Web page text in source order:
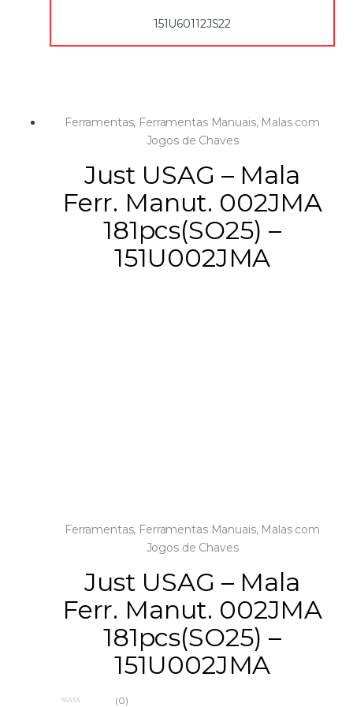
151U60112JS22
Ferramentas, Ferramentas Manuais, Malas com
Jogos de Chaves
Just USAG – Mala
Ferr. Manut. 002JMA
181pcs(SO25) –
151U002JMA
Ferramentas, Ferramentas Manuais, Malas com
Jogos de Chaves
Just USAG – Mala
Ferr. Manut. 002JMA
181pcs(SO25) –
151U002JMA
(0)